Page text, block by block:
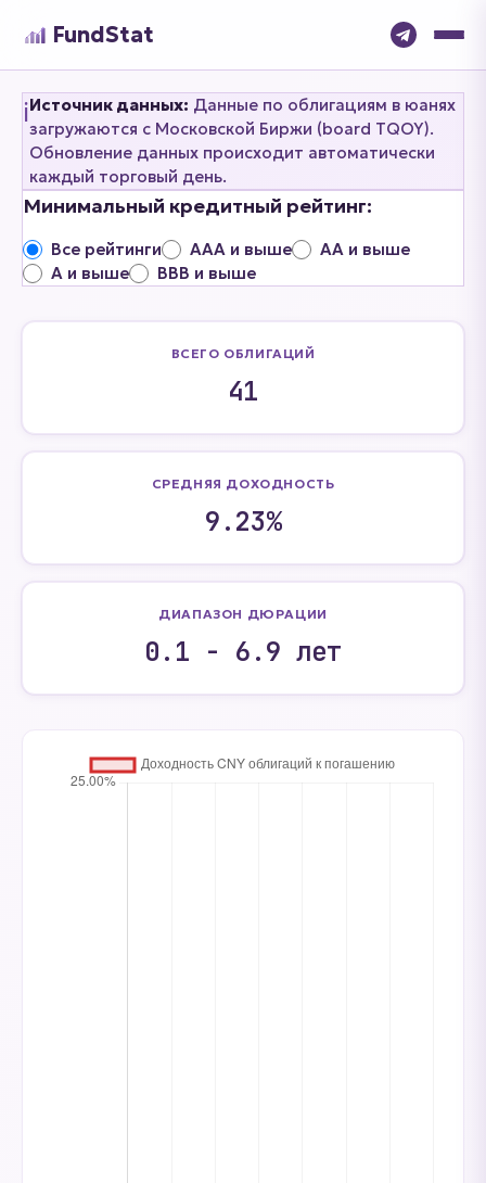
FundStat
ℹ️Источник данных: Данные по облигациям в юанях
загружаются с Московской Биржи (board TQOY).
Обновление данных происходит автоматически
каждый торговый день.
Минимальный кредитный рейтинг:
Все рейтинги AAA и выше
AA и выше
A и выше
BBB и выше
ВСЕГО ОБЛИГАЦИЙ
41
СРЕДНЯЯ ДОХОДНОСТЬ
9.23%
ДИАПАЗОН ДЮРАЦИИ
0.1 - 6.9 лет